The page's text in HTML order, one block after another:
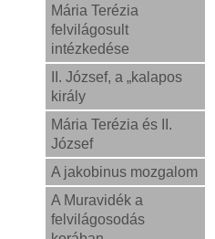
Mária Terézia
felvilágosult
intézkedése
II. József, a „kalapos
király
Mária Terézia és II.
József
A jakobinus mozgalom
A Muravidék a
felvilágosodás